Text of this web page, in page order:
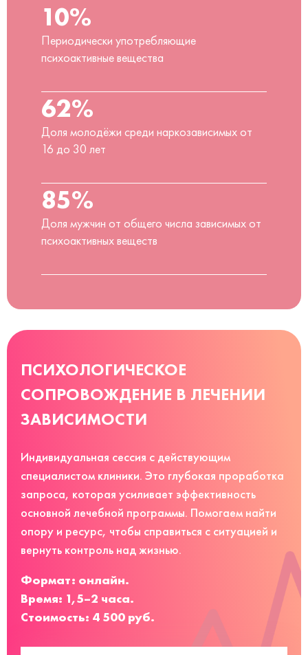
10%
Периодически употребляющие
психоактивные вещества
62%
Доля молодёжи среди наркозависимых от
16 до 30 лет
85%
Доля мужчин от общего числа зависимых от
психоактивных веществ
ПСИХОЛОГИЧЕСКОЕ
СОПРОВОЖДЕНИЕ В ЛЕЧЕНИИ
ЗАВИСИМОСТИ
Индивидуальная сессия с действующим
специалистом клиники. Это глубокая проработка
запроса, которая усиливает эффективность
основной лечебной программы. Помогаем найти
опору и ресурс, чтобы справиться с ситуацией и
вернуть контроль над жизнью.
Формат: онлайн.
Время: 1,5–2 часа.
Стоимость: 4 500 руб.